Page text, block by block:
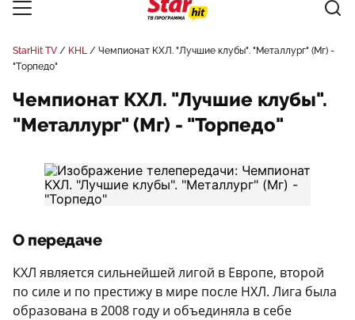
StarHit TV KHL
Чемпионат КХЛ. "Лучшие клубы". "Металлург" (Мг) -
"Торпедо"
Чемпионат КХЛ. "Лучшие клубы".
"Металлург" (Мг) - "Торпедо"
О передаче
КХЛ является сильнейшей лигой в Европе, второй
по силе и по престижу в мире после НХЛ. Лига была
образована в 2008 году и объединяла в себе